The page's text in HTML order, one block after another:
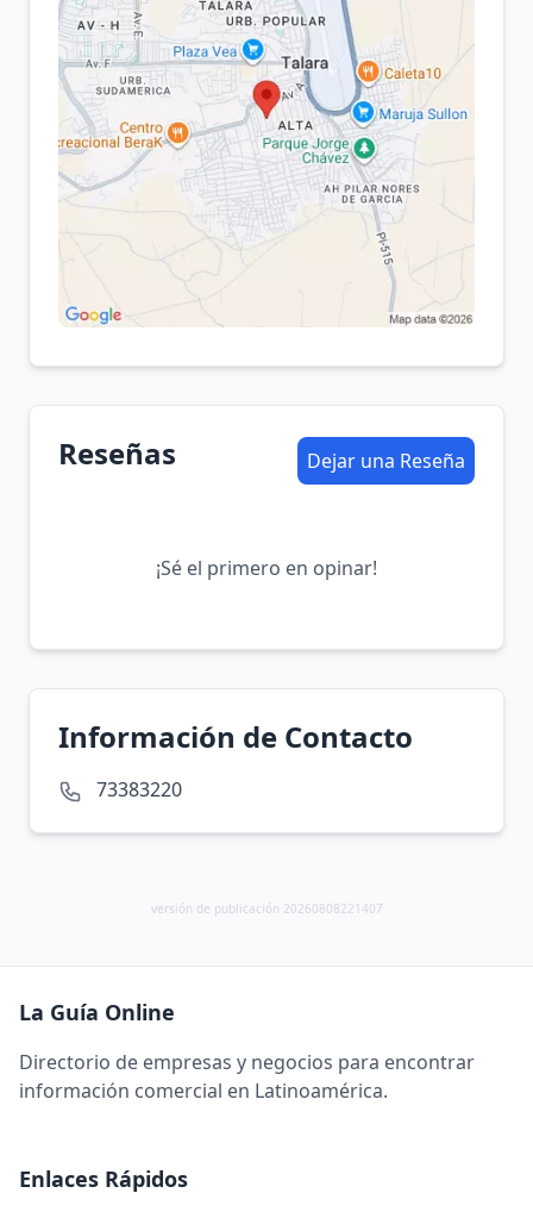
Reseñas Dejar una Reseña
¡Sé el primero en opinar!
Información de Contacto
73383220
versión de publicación 20260808221407
La Guía Online
Directorio de empresas y negocios para encontrar
información comercial en Latinoamérica.
Enlaces Rápidos